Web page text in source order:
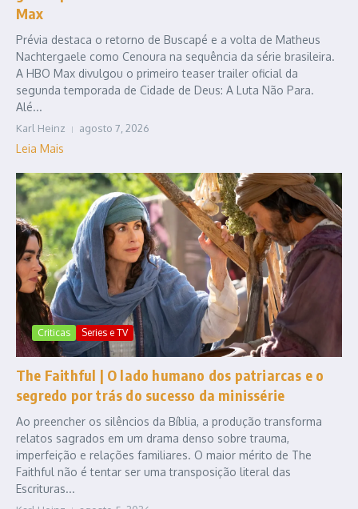
Max
Prévia destaca o retorno de Buscapé e a volta de Matheus
Nachtergaele como Cenoura na sequência da série brasileira.
A HBO Max divulgou o primeiro teaser trailer oficial da
segunda temporada de Cidade de Deus: A Luta Não Para.
Alé...
Karl Heinz agosto 7, 2026
Leia Mais
Criticas Series e TV
The Faithful | O lado humano dos patriarcas e o
segredo por trás do sucesso da minissérie
Ao preencher os silêncios da Bíblia, a produção transforma
relatos sagrados em um drama denso sobre trauma,
imperfeição e relações familiares. O maior mérito de The
Faithful não é tentar ser uma transposição literal das
Escrituras...